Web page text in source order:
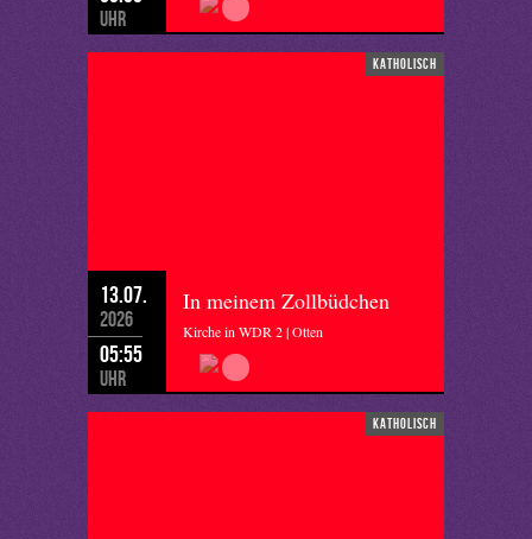
Uhr
katholisch
13.07.
2026
05:55
Uhr
In meinem Zollbüdchen
Kirche in WDR 2 | Otten
katholisch